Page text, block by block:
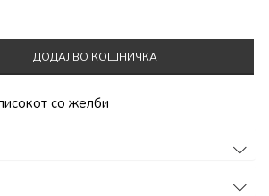
ДОДАЈ ВО КОШНИЧКА
со желби